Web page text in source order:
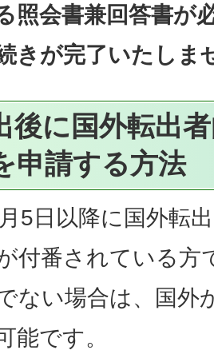
照会書兼回答書が
きが完了いたしま
後に国外転出
申請する方法
5日以降に国外転
付番されている方
ない場合は、国外
能です。